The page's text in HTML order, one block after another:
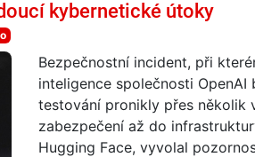
kybernetické útoky
Bezpečnostní incident, při
inteligence společnosti OpenAI
testování pronikly přes několik
zabezpečení až do
Hugging Face, vyvolal